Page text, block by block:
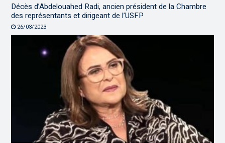
Décès d’Abdelouahed Radi, ancien président de la Chambre
des représentants et dirigeant de l’USFP
26/03/2023